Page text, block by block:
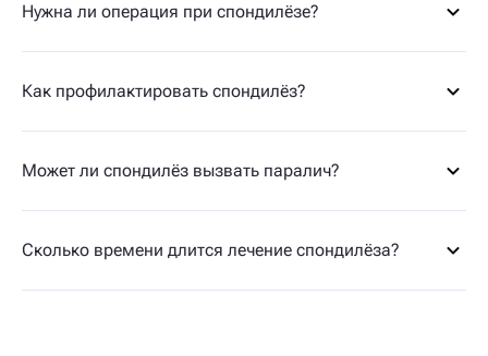
Нужна ли операция при спондилёзе?
Как профилактировать спондилёз?
Может ли спондилёз вызвать паралич?
Сколько времени длится лечение спондилёза?